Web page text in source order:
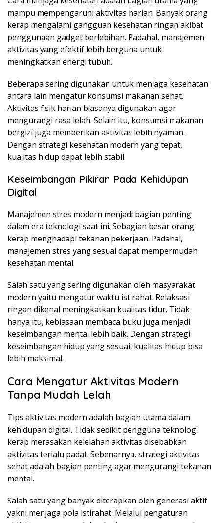
mampu mempengaruhi aktivitas harian. Banyak orang
kerap mengalami gangguan kesehatan ringan akibat
penggunaan gadget berlebihan. Padahal, manajemen
aktivitas yang efektif lebih berguna untuk
meningkatkan energi tubuh.
Beberapa sering digunakan untuk menjaga kesehatan
antara lain mengatur konsumsi makanan sehat.
Aktivitas fisik harian biasanya digunakan agar
mengurangi rasa lelah. Selain itu, konsumsi makanan
bergizi juga memberikan aktivitas lebih nyaman.
Dengan strategi kesehatan modern yang tepat,
kualitas hidup dapat lebih stabil.
Keseimbangan Pikiran Pada Kehidupan
Digital
Manajemen stres modern menjadi bagian penting
dalam era teknologi saat ini. Sebagian besar orang
kerap menghadapi tekanan pekerjaan. Padahal,
manajemen stres yang sesuai dapat mempermudah
kesehatan mental.
Salah satu yang sering digunakan oleh masyarakat
modern yaitu mengatur waktu istirahat. Relaksasi
ringan dikenal meningkatkan kualitas tidur. Tidak
hanya itu, kebiasaan membaca buku juga menjadi
keseimbangan mental lebih baik. Dengan strategi
keseimbangan hidup yang sesuai, kualitas hidup bisa
lebih maksimal.
Cara Mengatur Aktivitas Modern
Tanpa Mudah Lelah
Tips aktivitas modern adalah bagian utama dalam
kehidupan digital. Tidak sedikit pengguna teknologi
kerap merasakan kelelahan aktivitas disebabkan
aktivitas terlalu padat. Sebenarnya, strategi aktivitas
sehat adalah bagian penting agar mengurangi tekanan
mental.
Salah satu yang banyak diterapkan oleh generasi aktif
yakni menjaga pola istirahat. Melalui pengaturan